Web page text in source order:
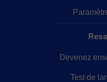
Devenez
Test de